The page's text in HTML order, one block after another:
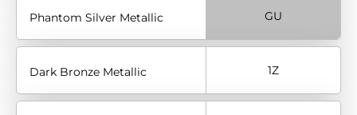
Phantom Silver Metallic GU
Dark Bronze Metallic 1Z